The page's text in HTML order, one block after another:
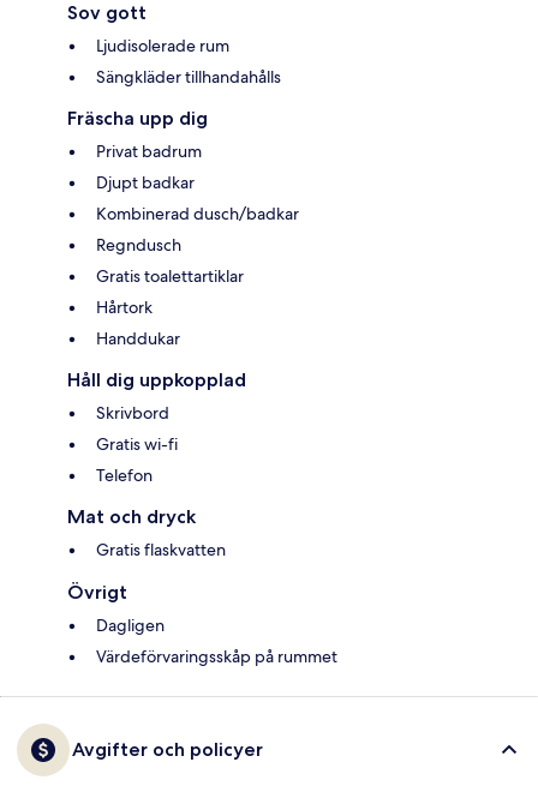
Sov gott
Ljudisolerade rum
Sängkläder tillhandahålls
Fräscha upp dig
Privat badrum
Djupt badkar
Kombinerad dusch/badkar
Regndusch
Gratis toalettartiklar
Hårtork
Handdukar
Håll dig uppkopplad
Skrivbord
Gratis wi-fi
Telefon
Mat och dryck
Gratis flaskvatten
Övrigt
Dagligen
Värdeförvaringsskåp på rummet
Avgifter och policyer